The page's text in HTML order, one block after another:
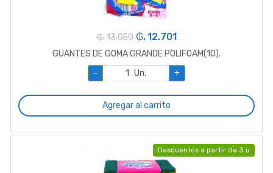
₲. 13.050 ₲. 12.701
GUANTES DE GOMA GRANDE POLIFOAM(10).
-
Un. +
Agregar al carrito
Descuentos a partir de 3 u